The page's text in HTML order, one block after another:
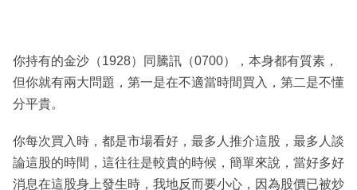
你持有的金沙（1928）同騰訊（0700），本身都有質素，
但你就有兩大問題，第一是在不適當時間買入，第二是不懂
分平貴。
你每次買入時，都是市場看好，最多人推介這股，最多人談
論這股的時間，這往往是較貴的時候，簡單來說，當好多好
消息在這股身上發生時，我地反而要小心，因為股價已被炒